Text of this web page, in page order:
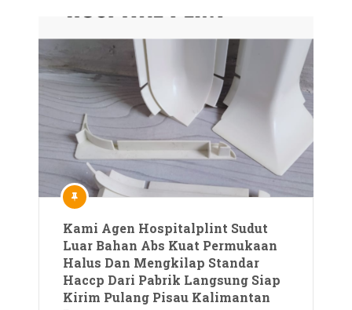
Kami Agen Hospitalplint Sudut
Luar Bahan Abs Kuat Permukaan
Halus Dan Mengkilap Standar
Haccp Dari Pabrik Langsung Siap
Kirim Pulang Pisau Kalimantan